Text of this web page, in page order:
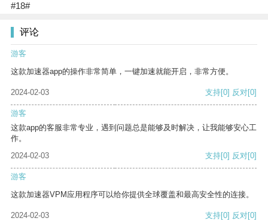
#18#
评论
游客
这款加速器app的操作非常简单，一键加速就能开启，非常方便。
2024-02-03 支持[0] 反对[0]
游客
这款app的客服非常专业，遇到问题总是能够及时解决，让我能够安心工
作。
2024-02-03
支持[0] 反对[0]
游客
这款加速器VPM应用程序可以给你提供全球覆盖和最高安全性的连接。
2024-02-03 支持[0] 反对[0]